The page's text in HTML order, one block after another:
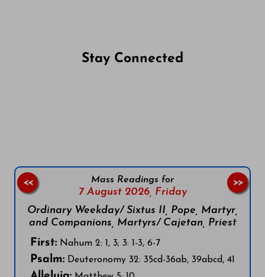
Stay Connected
Mass Readings for
7 August 2026, Friday
Ordinary Weekday/ Sixtus II, Pope, Martyr,
and Companions, Martyrs/ Cajetan, Priest
First: Nahum 2: 1, 3; 3: 1-3, 6-7
Psalm: Deuteronomy 32: 35cd-36ab, 39abcd, 41
<< >>